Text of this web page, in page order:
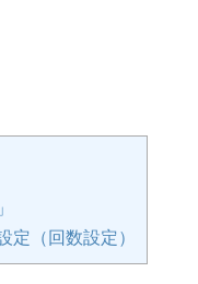
定（回数設定）